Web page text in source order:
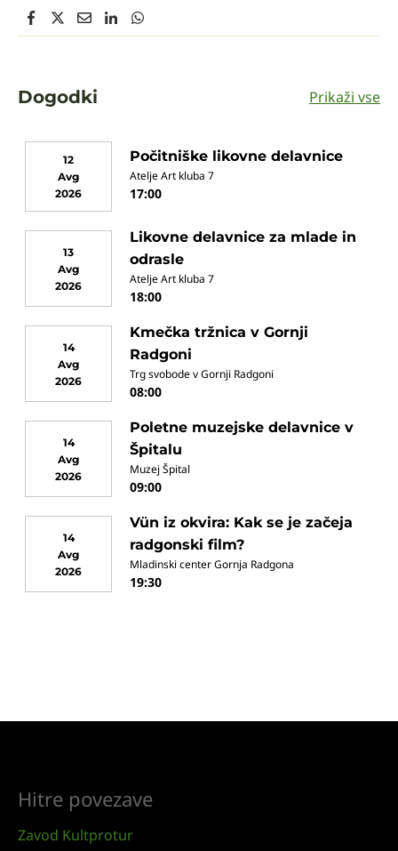
Dogodki Prikaži vse
12
Avg
2026
Počitniške likovne delavnice
Atelje Art kluba 7
17:00
13
Avg
2026
Likovne delavnice za mlade in
odrasle
Atelje Art kluba 7
18:00
14
Avg
2026
Kmečka tržnica v Gornji
Radgoni
Trg svobode v Gornji Radgoni
08:00
14
Avg
2026
Poletne muzejske delavnice v
Špitalu
Muzej Špital
09:00
14
Avg
2026
Vün iz okvira: Kak se je začeja
radgonski film?
Mladinski center Gornja Radgona
19:30
Hitre povezave
Zavod Kultprotur